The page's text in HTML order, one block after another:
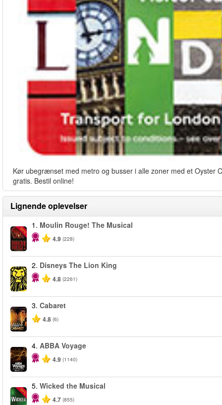
Kør ubegrænset med metro og busser i alle zoner med et Oyster
gratis. Bestil online!
Lignende oplevelser
-50%
1. Moulin Rouge! The Musical
4.9 (228)
2. Disneys The Lion King
4.8 (2261)
3. Cabaret
4.8 (6)
4. ABBA Voyage
4.9 (1140)
-50%
5. Wicked the Musical
4.7 (855)